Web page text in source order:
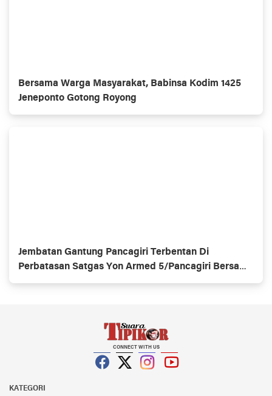
Bersama Warga Masyarakat, Babinsa Kodim 1425
Jeneponto Gotong Royong
Jembatan Gantung Pancagiri Terbentan Di
Perbatasan Satgas Yon Armed 5/Pancagiri Bersama
Vertikal Rescue Dan PT MA/BDRMS
CONNECT WITH US
KATEGORI